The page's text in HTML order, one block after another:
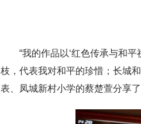
“我的作品以‘红色传承与和平
枝，代表我对和平的珍惜；长城
表、凤城新村小学的蔡楚萱分享